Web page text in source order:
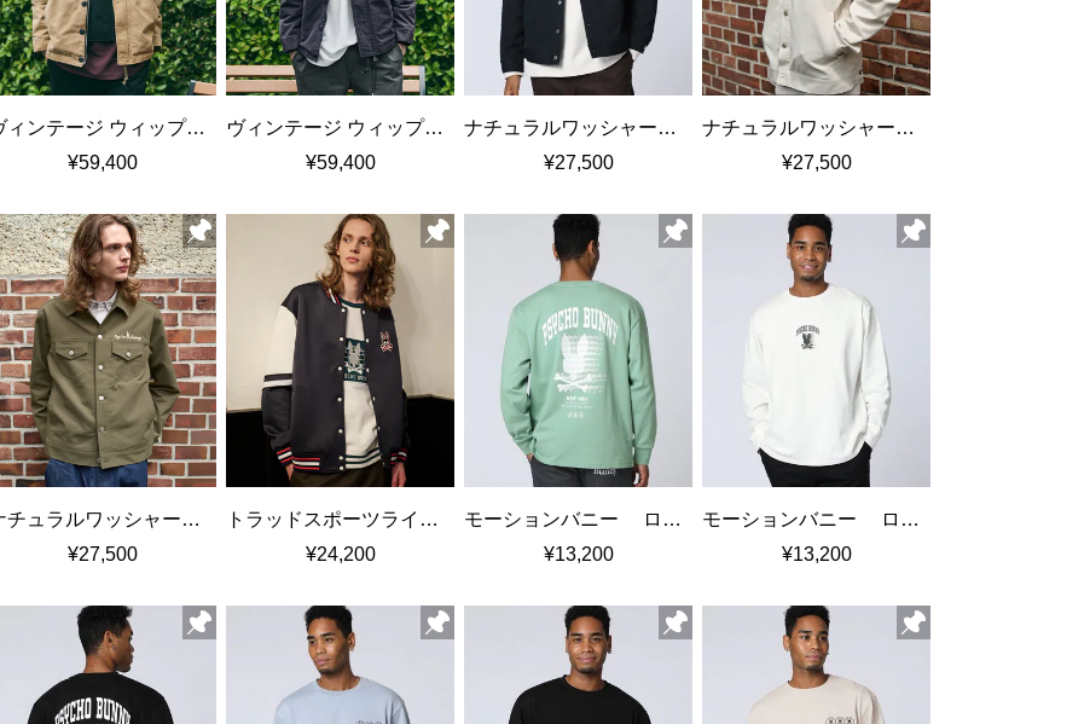
ヴィンテージ ウィップコード N-1 デッキジャケット
¥59,400
ヴィンテージ ウィップコード N-1 デッキジャケット
¥59,400
ナチュラルワッシャーツイル トラッカージャケット
¥27,500
ナチュラルワッシャーツイル トラッカージャケット
¥27,500
ナチュラルワッシャーツイル トラッカージャケット
¥27,500
トラッドスポーツライク ボンバージャケット
¥24,200
モーションバニー ロングスリーブTシャツ
¥13,200
モーションバニー ロングスリーブTシャツ
¥13,200